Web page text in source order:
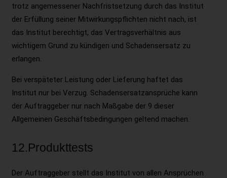
trotz angemessener Nachfristsetzung durch das Institut
der Erfüllung seiner Mitwirkungspflichten nicht nach, ist
das Institut berechtigt, das Vertragsverhältnis aus
wichtigem Grund zu kündigen und Schadensersatz zu
erlangen.
Bei verspäteter Leistung oder Lieferung haftet das
Institut nur bei Verzug. Schadensersatzansprüche kann
der Auftraggeber nur nach Maßgabe der 9 dieser
Allgemeinen Geschäftsbedingungen geltend machen.
12.Produkttests
Der Auftraggeber stellt das Institut von allen Ansprüchen